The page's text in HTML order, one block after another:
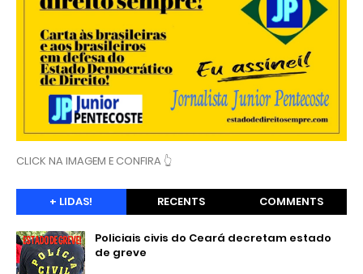
CLICK NA IMAGEM E CONFIRA 👆
+ LIDAS! RECENTS COMMENTS
Policiais civis do Ceará decretam estado
de greve